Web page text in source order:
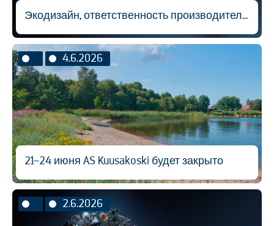
4.6.2026
21–24 июня AS Kuusakoski будет закрыто
2.6.2026